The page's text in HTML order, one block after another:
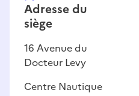
Adressedu
siège
16 Avenue du
Docteur Levy
Centre Nautique